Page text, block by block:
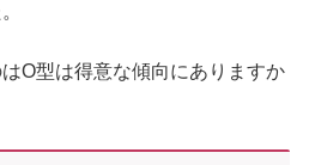
O型は得意な傾向にありますか